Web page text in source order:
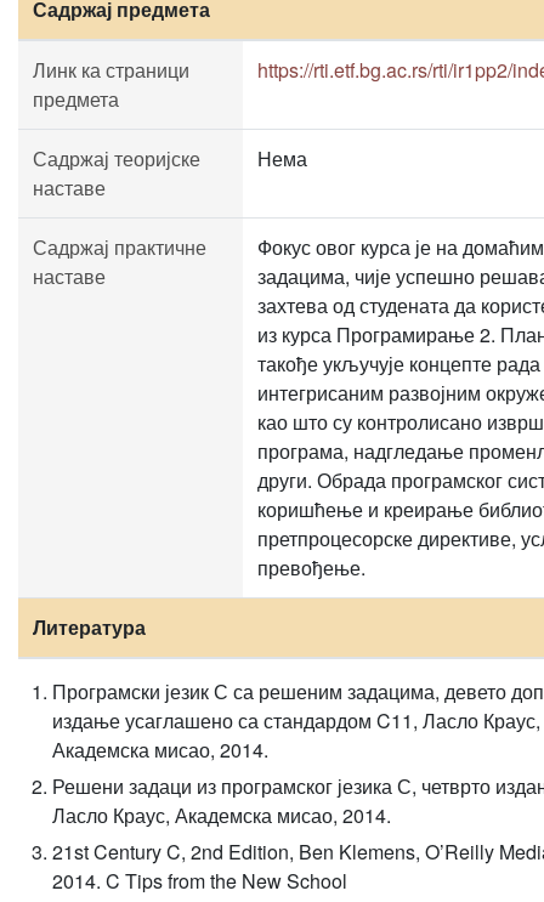
Садржај предмета
Линк ка страници
предмета
https://rti.etf.bg.ac.rs/rti/ir1pp2/
Садржај теоријске
наставе
Нема
Садржај практичне
наставе
Фокус овог курса је на домаћим
задацима, чије успешно
захтева од студената да
из курса Програмирање 2.
такође укључује концепте
интегрисаним развојним
као што су контролисано
програма, надгледање
други. Обрада програмског
коришћење и креирање
претпроцесорске директиве,
превођење.
Литература
Програмски језик С са решеним задацима, девето
издање усаглашено са стандардом C11, Ласло Краус,
Академска мисао, 2014.
Решени задаци из програмског језика С, четврто
Ласло Краус, Академска мисао, 2014.
21st Century C, 2nd Edition, Ben Klemens, O’Reilly
2014. C Tips from the New School